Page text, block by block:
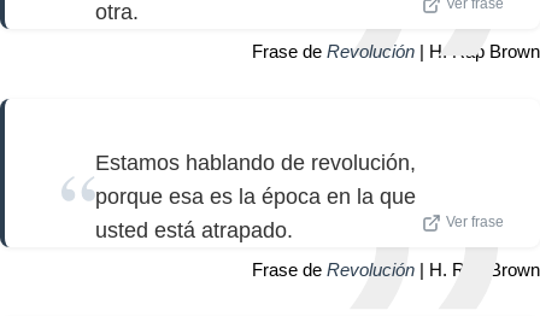
otra.
Ver frase
Frase de Revolución | H. Rap Brown
Estamos hablando de revolución,
porque esa es la época en la que
usted está atrapado.
Ver frase
Frase de Revolución | H. Rap Brown